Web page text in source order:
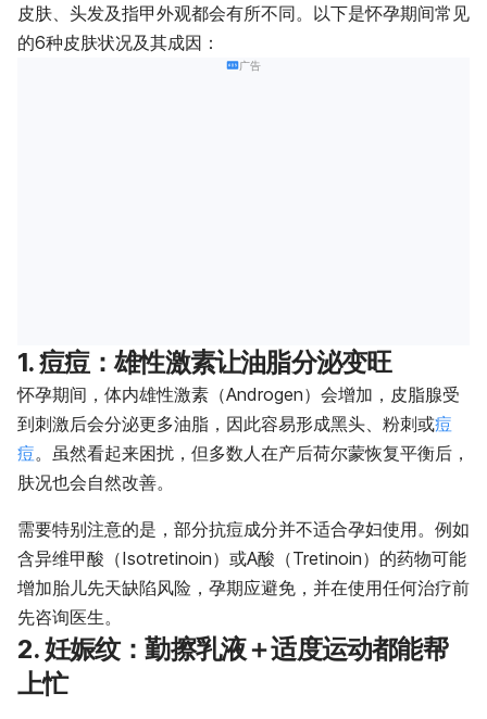
皮肤、头发及指甲外观都会有所不同。以下是怀孕期间常见
的6种皮肤状况及其成因：
广告
1. 痘痘：雄性激素让油脂分泌变旺
怀孕期间，体内雄性激素（Androgen）会增加，皮脂腺受
到刺激后会分泌更多油脂，因此容易形成黑头、粉刺或痘
痘。虽然看起来困扰，但多数人在产后荷尔蒙恢复平衡后，
肤况也会自然改善。
需要特别注意的是，部分抗痘成分并不适合孕妇使用。例如
含异维甲酸（Isotretinoin）或A酸（Tretinoin）的药物可能
增加胎儿先天缺陷风险，孕期应避免，并在使用任何治疗前
先咨询医生。
2. 妊娠纹：勤擦乳液＋适度运动都能帮
上忙